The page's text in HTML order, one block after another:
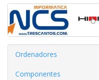
Ordenadores
Componentes